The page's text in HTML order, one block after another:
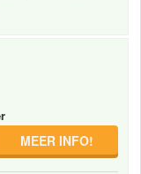
MEER INFO!